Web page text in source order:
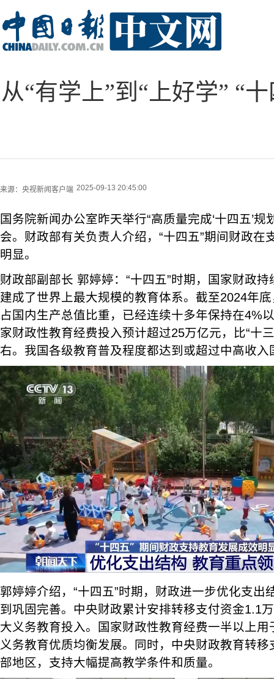
从“有学上”到“上好学” “
来源： 央视新闻客户端 2025-09-13 20:45:00
国务院新闻办公室昨天举行“高质量完成‘十四五’规
会。财政部有关负责人介绍，“十四五”期间财政在
明显。
财政部副部长 郭婷婷：“十四五”时期，国家财政
建成了世界上最大规模的教育体系。截至2024年
占国内生产总值比重，已经连续十多年保持在4%
家财政性教育经费投入预计超过25万亿元，比“十
右。我国各级教育普及程度都达到或超过中高收入
郭婷婷介绍，“十四五”时期，财政进一步优化支出
到巩固完善。中央财政累计安排转移支付资金1.1
大义务教育投入。国家财政性教育经费一半以上
义务教育优质均衡发展。同时，中央财政教育转
部地区，支持大幅提高教学条件和质量。